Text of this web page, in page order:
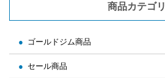
商品カテゴリ
ゴールドジム商品
セール商品